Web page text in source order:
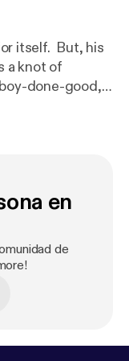
But, his
a knot of
done-good, a
privacy [
en
de